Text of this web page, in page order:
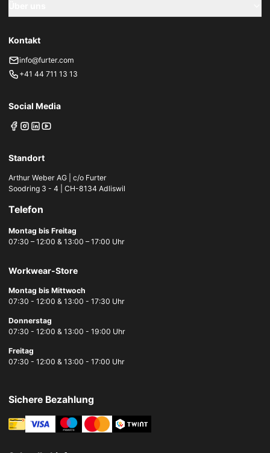
Kontakt
info@furter.com
+41 44 711 13 13
Social Media
Standort
Arthur Weber AG | c/o Furter
Soodring 3 - 4 | CH-8134 Adliswil
Telefon
Montag bis Freitag
07:30 – 12:00 & 13:00 – 17:00 Uhr
Workwear-Store
Montag bis Mittwoch
07:30 - 12:00 & 13:00 - 17:30 Uhr
Donnerstag
07:30 - 12:00 & 13:00 - 19:00 Uhr
Freitag
07:30 - 12:00 & 13:00 - 17:00 Uhr
Sichere Bezahlung